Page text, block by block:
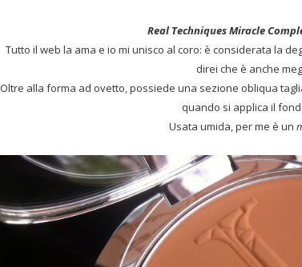
Real Techniques Miracle
Tutto il web la ama e io mi unisco al coro: è considerata la
direi che è anche
Oltre alla forma ad ovetto, possiede una sezione obliqua
quando si applica il
Usata umida, per me è un